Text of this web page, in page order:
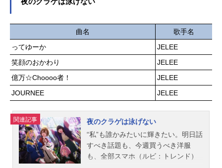
小西克幸スタッフ原作：てにをは
（MF文庫J「また殺されてしまった
のですね、探偵様」／KADOKAWA
刊）キャラクター原案：りいちゅ監
督：直谷たかしシリーズ構成：井上
美緒キャラクターデザイン：熊田明
子色彩設計：小野寺笑子美...
いた。あこがれていた大人の姿に変
身する風と流。ただし、ルールがふ
たつ。「期限は1年間」、「魔法のこ
とを誰にも知られてはいけない」。
やがてふたりはお互いの秘密を知ら
ぬまま、それぞれアイドルとして活
躍することに――！作品名魔法の姉
スケジュール第1クール：2026年4月
5日（日）～2026年6月21日（日）第
2クール：2026年10月～TOKYOM
X・ABCテレビほか話数第1クール：
全12話キャスト野々山風＆こんぺと
夜のクラゲは泳げない
曲名
歌手名
ってゆーか
JELEE
笑顔のおかわり
JELEE
億万☆Choooo者！
JELEE
JOURNEE
JELEE
関連記事
夜のクラゲは泳げない
“私”も誰かみたいに輝きたい。明日話
すべき話題も、今週買うべき洋服
も、全部スマホ（ルビ：トレンド）